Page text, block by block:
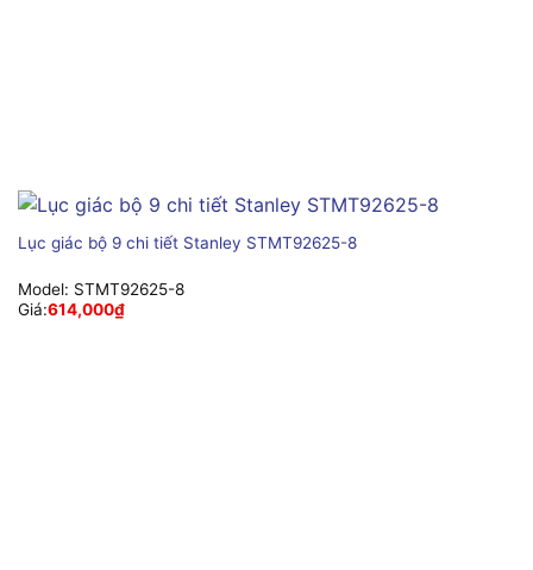
Lục giác bộ 9 chi tiết Stanley STMT92625-8
Model: STMT92625-8
Giá:614,000₫